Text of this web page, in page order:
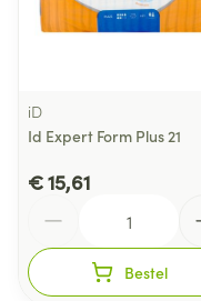
iD
Id Expert Form Plus 21
€ 15,61
Bestel